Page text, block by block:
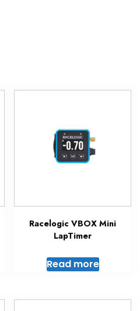
Racelogic VBOX Mini
LapTimer
Read more